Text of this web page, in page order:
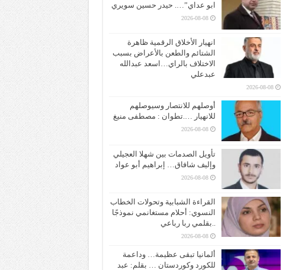
ابو عداي”…. حيدر حسين سويري
2026-08-08
انهيار الأخلاق الرقمية ظاهرة
الشتائم والطعن بالأعراض بسبب
الاختلاف بالراي…اسعد عبدالله
عبدعلي
2026-08-08
أوصلهم للانتصار وسيوصلهم
للانهيار ….تطوان : مصطفى منيغ
2026-08-08
تأويل الصدمات بين شهلا العجيلي
وإليف شافاق… إبراهيم أبو عواد
2026-08-08
القراءة الشبابية وتحولات الخطاب
النسوي: أحلام مستغانمي نموذجًا
..بقلمي ربا رباعي
2026-08-08
ألمانيا تبقى عظيمة… وداعمة
للكورد وكوردستان … بقلم: عبد